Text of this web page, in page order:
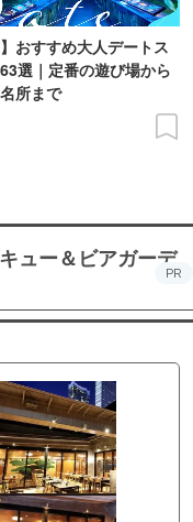
】おすすめ大人デートス
選｜定番の遊び場から
所まで
ュー＆ビアガーデ
PR